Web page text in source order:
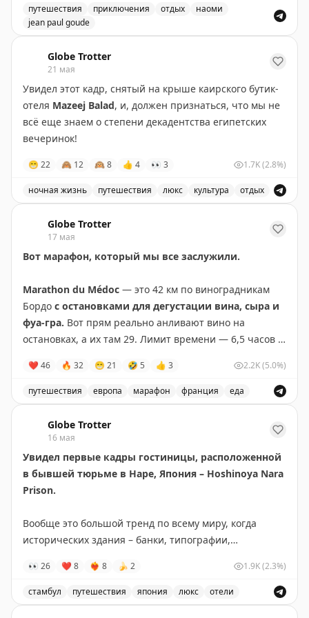
совета, за последние полтора года в Тулуме закрылось
15% давно работавших предприятий.
Сезанн, Ван Гог и Арльв списке ЮНЕСКО.
свет, воздух, цвет
лавандовых плато в самый сезон.
мишленовский ресторанв отеле Relais & Châteaux
прямо в лавандовых холмах.
По всему маршруту — кураторское сопровождение:
перед спектаклем объясняют контекст, после —
обсуждают вместе. Вхождение в современное
искусство сTaste in the Shell
бокал провансальского розе.
путешествия приключения отдых
наоми
jean paul goude
Globe Trotter
21 мая
Увидел этот кадр, снятый на крыше каирского бутик-
отеля Mazeej Balad, и, должен признаться, что мы не
всё еще знаем о степени декадентства египетских
вечеринок!
😁 22 🙈 12 🙉8 👍 4 👀 3 1.7K(2.8%)
ночная жизнь путешествия люкс культура отдых
Globe Trotter
17 мая
Вот марафон, который мы все заслужили.
Marathon du Médoc — это 42 км по виноградникам
Бордо с остановками для дегустации вина, сыра и
фуа-гра. Вот прям реально анливают вино на
остановках, а их там 29. Лимит времени — 6,5 часов –
доходят не все. Костюм — обязателен. В этом года
тема марафона - 80е. Пройдет 5 сентября. Можно
начинать готовиться!
❤ 46 🔥 32 😁 21 🤣 5 👍 3 2.2K(5.0%)
путешествия европа марафон франция еда
Globe Trotter
16 мая
Увидел первые кадры гостиницы, расположенной
в бывшей тюрьме в Наре, Япония – Hoshinoya Nara
Prison.
Вообще это большой тренд по всему миру, когда
исторических здания – банки, типографии,
превращаются в отели. Тюрьмы в том числе. Однако
превратить тюрьму в уютный отель не так-то просто.
Особенно, если есть ограничения по перепланировке
👀 26 ❤ 8 ❤‍🔥 8 🍌 2 1.9K(2.3%)
стамбул путешествия япония люкс отели